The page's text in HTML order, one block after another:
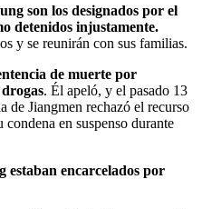
son los designados por el
detenidos injustamente.
y se reunirán con sus familias.
de muerte por
. Él apeló, y el pasado 13
de Jiangmen rechazó el recurso
condena en suspenso durante
encarcelados por